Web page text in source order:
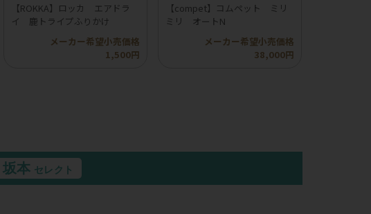
【ROKKA】ロッカ エアドラ
イ 鹿トライプふりかけ
メーカー希望小売価格
1,500円
【compet】コムペット ミリ
ミリ オートN
メーカー希望小売価格
38,000円
坂本 セレクト